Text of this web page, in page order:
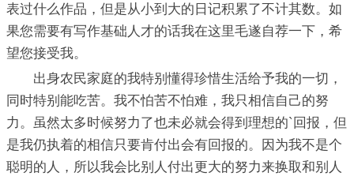
表过什么作品，但是从小到大的日记积累了不计其数。如
果您需要有写作基础人才的话我在这里毛遂自荐一下，希
望您接受我。
出身农民家庭的我特别懂得珍惜生活给予我的一切，
同时特别能吃苦。我不怕苦不怕难，我只相信自己的努
力。虽然太多时候努力了也未必就会得到理想的`回报，但
是我仍执着的相信只要肯付出会有回报的。因为我不是个
聪明的人，所以我会比别人付出更大的努力来换取和别人